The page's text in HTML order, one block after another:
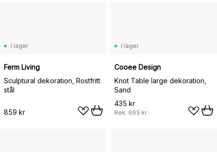
I lager
Ferm Living
Sculptural dekoration, Rostfritt
stål
859 kr
I lager
Cooee Design
Knot Table large dekoration,
Sand
435 kr
Rek. 695 kr